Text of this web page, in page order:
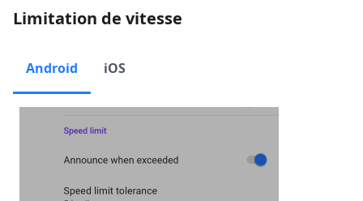
Limitation de vitesse
Android iOS